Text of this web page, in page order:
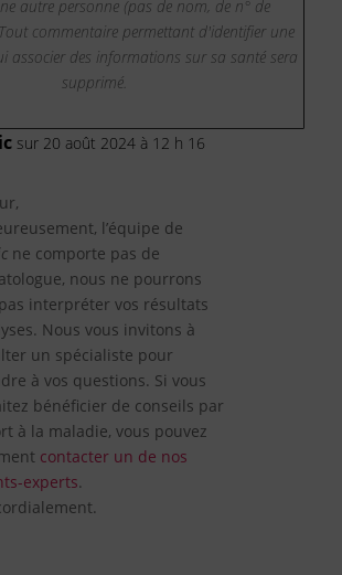
autre personne (pas de nom, de n° de
commentaire permettant d'identifier une
associer des informations sur sa santé sera
supprimé.
sur 20 août 2024 à 12 h 16
l’équipe de
ne comporte pas de
nous ne pourrons
interpréter vos résultats
Nous vous invitons à
un spécialiste pour
à vos questions. Si vous
bénéficier de conseils par
à la maladie, vous pouvez
contacter un de nos
experts.